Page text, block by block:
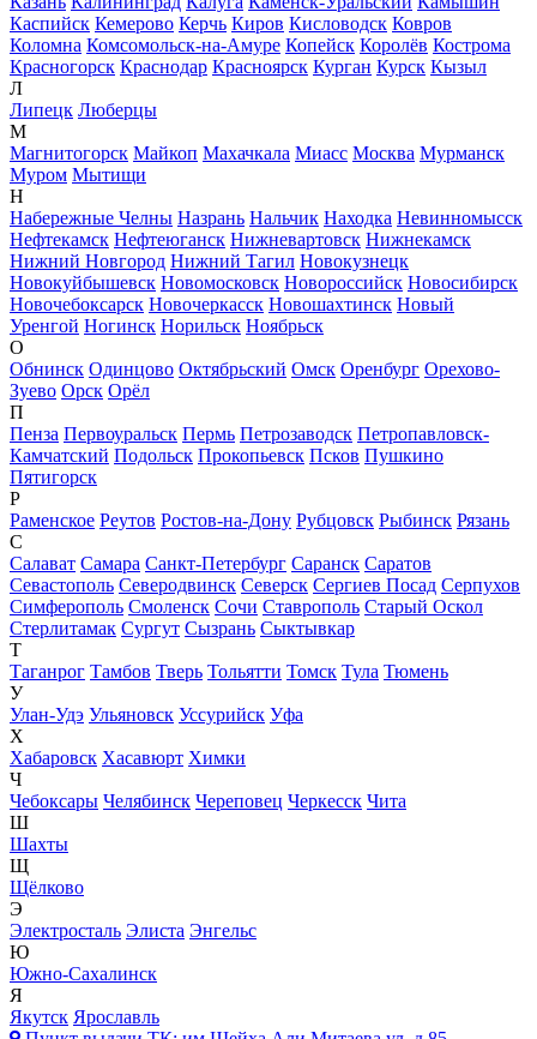
Каспийск Кемерово Керчь Киров Кисловодск Ковров
Коломна Комсомольск-на-Амуре Копейск Королёв Кострома
Красногорск Краснодар Красноярск Курган Курск Кызыл
Л
Липецк Люберцы
М
Магнитогорск Майкоп Махачкала Миасс Москва Мурманск
Муром Мытищи
Н
Набережные Челны Назрань Нальчик Находка Невинномысск
Нефтекамск Нефтеюганск Нижневартовск Нижнекамск
Нижний Новгород Нижний Тагил Новокузнецк
Новокуйбышевск Новомосковск Новороссийск Новосибирск
Новочебоксарск Новочеркасск Новошахтинск Новый
Уренгой Ногинск Норильск Ноябрьск
О
Обнинск Одинцово Октябрьский Омск Оренбург Орехово-
Зуево Орск Орёл
П
Пенза Первоуральск Пермь Петрозаводск Петропавловск-
Камчатский Подольск Прокопьевск Псков Пушкино
Пятигорск
Р
Раменское Реутов Ростов-на-Дону Рубцовск Рыбинск Рязань
С
Салават Самара Санкт-Петербург Саранск Саратов
Севастополь Северодвинск Северск Сергиев Посад Серпухов
Симферополь Смоленск Сочи Ставрополь Старый Оскол
Стерлитамак Сургут Сызрань Сыктывкар
Т
Таганрог Тамбов Тверь Тольятти Томск Тула Тюмень
У
Улан-Удэ Ульяновск Уссурийск Уфа
Х
Хабаровск Хасавюрт Химки
Ч
Чебоксары Челябинск Череповец Черкесск Чита
Ш
Шахты
Щ
Щёлково
Э
Электросталь Элиста Энгельс
Ю
Южно-Сахалинск
Я
Якутск Ярославль